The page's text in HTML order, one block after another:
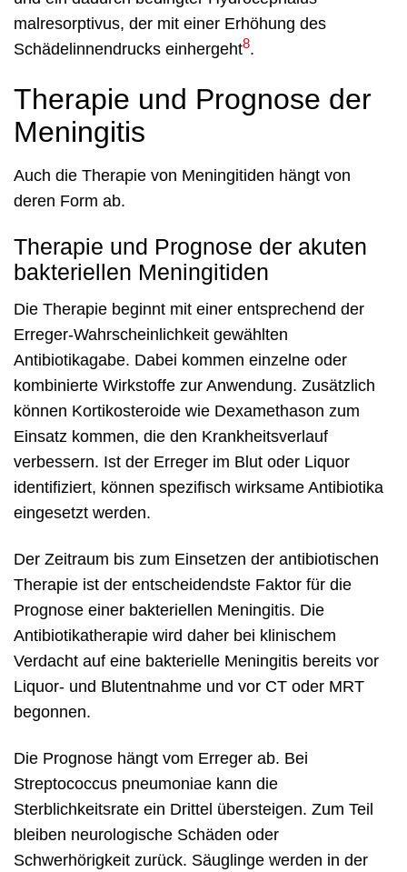
malresorptivus, der mit einer Erhöhung des
Schädelinnendrucks einhergeht8.
Therapie und Prognose der
Meningitis
Auch die Therapie von Meningitiden hängt von
deren Form ab.
Therapie und Prognose der akuten
bakteriellen Meningitiden
Die Therapie beginnt mit einer entsprechend der
Erreger-Wahrscheinlichkeit gewählten
Antibiotikagabe. Dabei kommen einzelne oder
kombinierte Wirkstoffe zur Anwendung. Zusätzlich
können Kortikosteroide wie Dexamethason zum
Einsatz kommen, die den Krankheitsverlauf
verbessern. Ist der Erreger im Blut oder Liquor
identifiziert, können spezifisch wirksame Antibiotika
eingesetzt werden.
Der Zeitraum bis zum Einsetzen der antibiotischen
Therapie ist der entscheidendste Faktor für die
Prognose einer bakteriellen Meningitis. Die
Antibiotikatherapie wird daher bei klinischem
Verdacht auf eine bakterielle Meningitis bereits vor
Liquor- und Blutentnahme und vor CT oder MRT
begonnen.
Die Prognose hängt vom Erreger ab. Bei
Streptococcus pneumoniae kann die
Sterblichkeitsrate ein Drittel übersteigen. Zum Teil
bleiben neurologische Schäden oder
Schwerhörigkeit zurück. Säuglinge werden in der